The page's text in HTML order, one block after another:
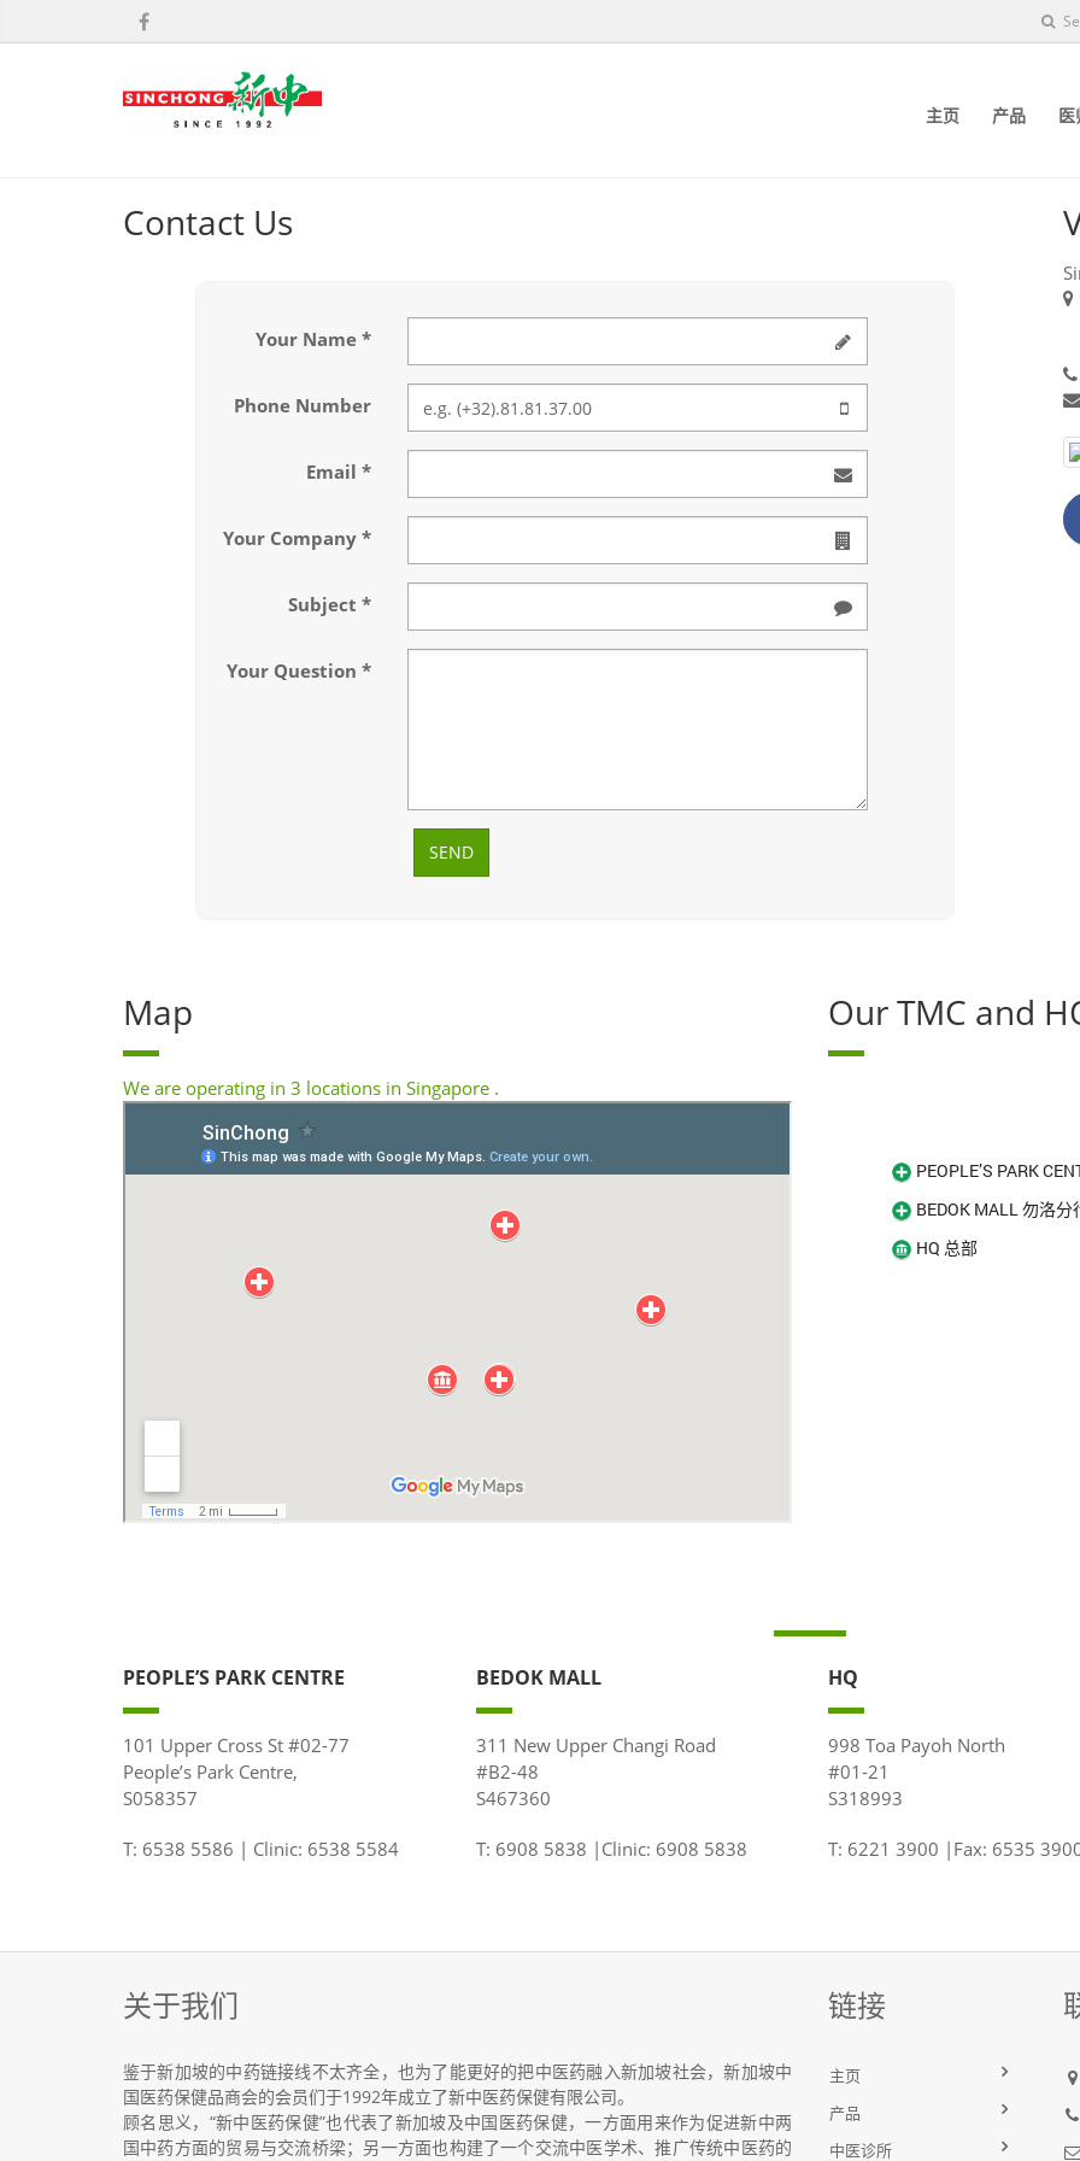
主页 产品 医
Contact Us
Your Name
Phone Number
Email
Your Company
Subject
Your Question
SEND
Map
We are operating in 3 locations in Singapore .
Our TMC and
PEOPLE’S PARK
BEDOK MALL 勿洛分
HQ 总部
PEOPLE’S PARK CENTRE
101 Upper Cross St #02-77
People’s Park Centre,
S058357
T: 6538 5586 | Clinic: 6538 5584
BEDOK MALL
311 New Upper Changi Road
#B2-48
S467360
T: 6908 5838 |Clinic: 6908 5838
HQ
998 Toa Payoh North
#01-21
S318993
T: 6221 3900 |Fax: 6535
关于我们
鉴于新加坡的中药链接线不太齐全，也为了能更好的把中医药融入新加坡社会，新加坡中
国医药保健品商会的会员们于1992年成立了新中医药保健有限公司。
顾名思义，“新中医药保健”也代表了新加坡及中国医药保健，一方面用来作为促进新中两
国中药方面的贸易与交流桥梁；另一方面也构建了一个交流中医学术、推广传统中医药的
链接
主页
产品
中医诊所